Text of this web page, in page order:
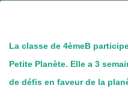
La classe de 4èmeB
Petite Planète. Elle a 3
de défis en faveur de la